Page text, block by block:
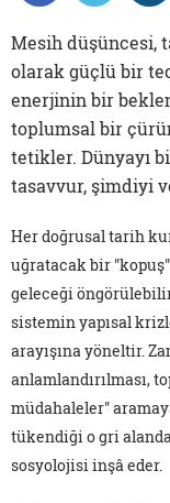
Mesih düşüncesi,
olarak güçlü bir
enerjinin bir
toplumsal bir
tetikler. Dünyayı
tasavvur, şimdiyi
Her doğrusal tarih
uğratacak bir
geleceği
sistemin yapısal
arayışına yöneltir.
anlamlandırılması,
müdahaleler"
tükendiği o gri
sosyolojisi inşâ eder.